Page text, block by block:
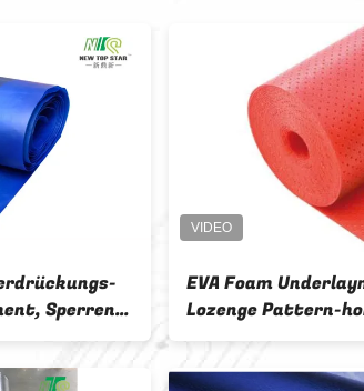
hohe Dichte
Estrichs
Film
3 in 1